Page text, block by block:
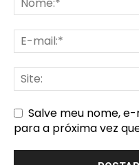
Salve meu nome,
para a próxima vez